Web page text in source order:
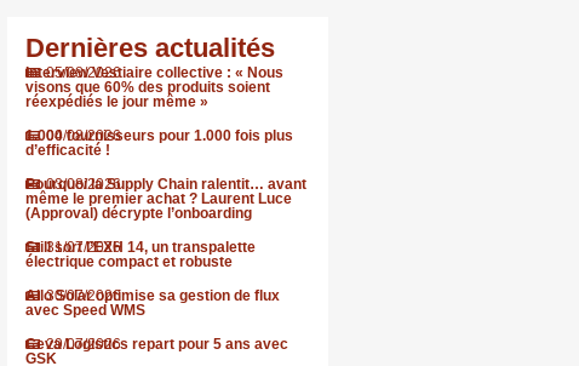
Dernières actualités
05/08/2026
Interview Vestiaire collective : « Nous
visons que 60% des produits soient
réexpédiés le jour même »
04/08/2026
1.000 fournisseurs pour 1.000 fois plus
d’efficacité !
03/08/2026
Pourquoi la Supply Chain ralentit… avant
même le premier achat ? Laurent Luce
(Approval) décrypte l’onboarding
31/07/2026
Still sort l’EXH 14, un transpalette
électrique compact et robuste
30/07/2026
Allo Solar optimise sa gestion de flux
avec Speed WMS
29/07/2026
Ceva Logistics repart pour 5 ans avec
GSK